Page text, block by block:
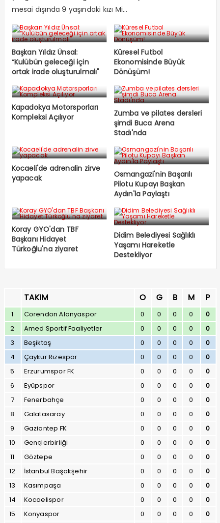
mesai dışında 9 yaşındaki kızı Mi...
Başkan Yıldız Ünsal:
“Kulübün geleceği için
ortak irade oluşturulmalı"
Küresel Futbol
Ekonomisinde Büyük
Dönüşüm!
Kapadokya Motorsporları
Kompleksi Açılıyor
Zumba ve pilates dersleri
şimdi Buca Arena
Stadı'nda
Kocaeli'de adrenalin zirve
yapacak
Osmangazi'nin Başarılı
Pilotu Kupayı Başkan
Aydın'la Paylaştı
Koray GYO'dan TBF
Başkanı Hidayet
Türkoğlu'na ziyaret
Didim Belediyesi Sağlıklı
Yaşamı Hareketle
Destekliyor
TAKIM O G B M P
1 Corendon Alanyaspor 0 0 0 0
0
2
Amed Sportif Faaliyetler 0 0 0 0
0
3
Beşiktaş 0 0 0 0
0
4
Çaykur Rizespor 0 0 0 0
0
5
Erzurumspor FK 0 0 0 0
0
6
Eyüpspor 0 0 0 0
0
7
Fenerbahçe 0 0 0 0
0
8
Galatasaray 0 0 0 0
0
9
Gaziantep FK 0 0 0 0
0
10
Gençlerbirliği 0 0 0 0
0
11
Göztepe 0 0 0 0
0
12
İstanbul Başakşehir 0 0 0 0
0
13
Kasımpaşa 0 0 0 0
0
14
Kocaelispor 0 0 0 0
0
15
Konyaspor 0 0 0 0
0